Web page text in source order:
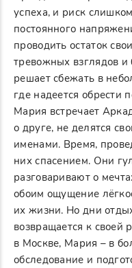
успеха, и риск
постоянного
проводить остаток
тревожных взглядов
решает сбежать в
где надеется обрести
Мария встречает
о друге, не делятся
именами. Время,
них спасением. Они
разговаривают о
обоим ощущение
их жизни. Но дни
возвращается к своей
в Москве, Мария – в
обследование и